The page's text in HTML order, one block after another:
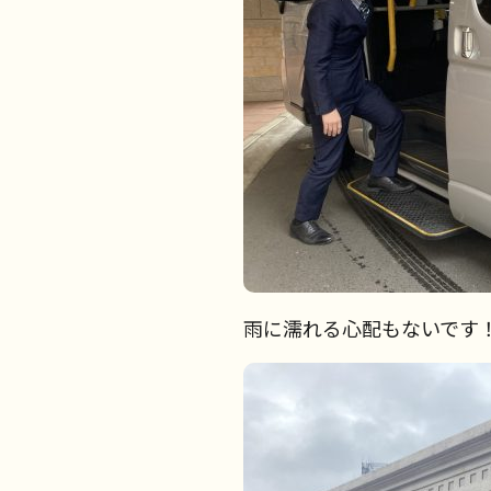
雨に濡れる心配もないです